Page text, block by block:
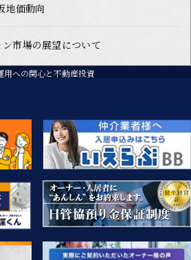
地価動向
市場の展望について
用への関心と不動産投資